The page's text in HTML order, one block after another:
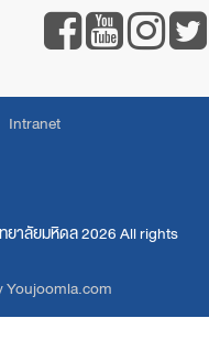
Intranet
ยาลัยมหิดล2026 All rights
Youjoomla.com